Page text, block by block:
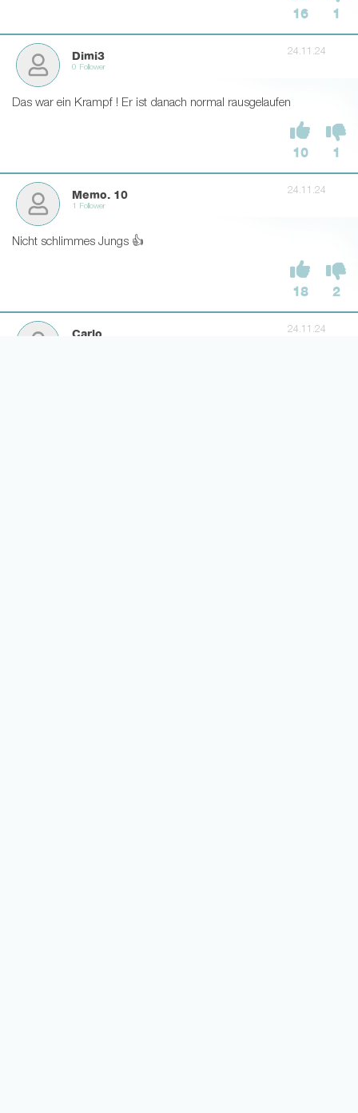
16 1
Dimi3
0 Follower
24.11.24
Das war ein Krampf ! Er ist danach normal rausgelaufen
10 1
Memo. 10
1 Follower
24.11.24
Nicht schlimmes Jungs 👍
18 2
Carlo 24.11.24